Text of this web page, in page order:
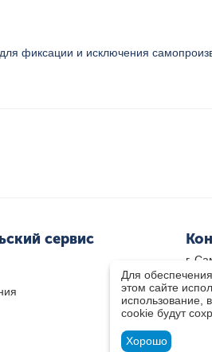
фиксации и исключения
сервис
г.
8
Пн-
Для
этом сайте
использование,
cookie будут
Хорошо